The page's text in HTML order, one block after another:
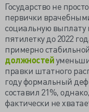
Государство не
первички
социальную
пятилетку до 2022
примерно
должностей
правки штатного
году формальный
составил 21%,
фактически не